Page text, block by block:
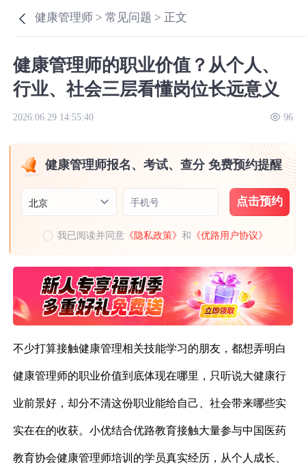
健康管理师 >常见问题 > 正文
健康管理师的职业价值？从个人、
行业、社会三层看懂岗位长远意义
2026.06.29 14:55:40 96
健康管理师报名、考试、查分 免费预约提醒
北京 手机号 点击预约
我已阅读并同意 《隐私政策》和 《优路用户协议》
不少打算接触健康管理相关技能学习的朋友，都想弄明白
健康管理师的职业价值到底体现在哪里，只听说大健康行
业前景好，却分不清这份职业能给自己、社会带来哪些实
实在在的收获。小优结合优路教育接触大量参与中国医药
教育协会健康管理师培训的学员真实经历，从个人成长、